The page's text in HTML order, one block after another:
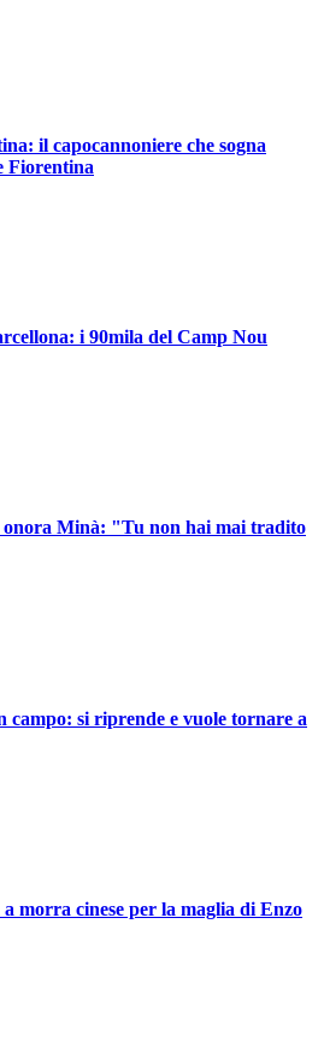
il capocannoniere che sogna
Fiorentina
i 90mila del Camp Nou
Minà: "Tu non hai mai tradito
campo: si riprende e vuole tornare a
morra cinese per la maglia di Enzo